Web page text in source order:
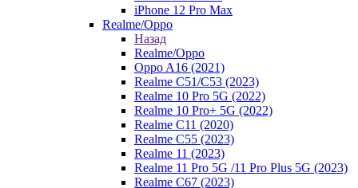
iPhone 12 Pro Max
Realme/Oppo
Назад
Realme/Oppo
Oppo A16 (2021)
Realme C51/C53 (2023)
Realme 10 Pro 5G (2022)
Realme 10 Pro+ 5G (2022)
Realme C11 (2020)
Realme C55 (2023)
Realme 11 (2023)
Realme 11 Pro 5G /11 Pro Plus 5G (2023)
Realme C67 (2023)